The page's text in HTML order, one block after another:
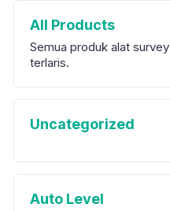
All Products
Semua produk alat survey
terlaris.
Uncategorized
Auto Level